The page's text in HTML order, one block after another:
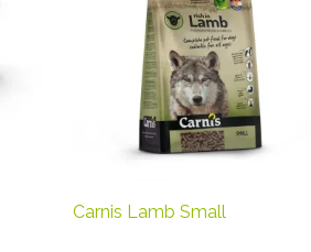
Carnis Lamb Small